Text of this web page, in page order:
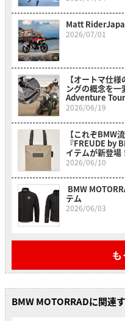
Matt
2026/07/01
【オートマ仕
ングの概念を
Adventure
2026/06/19
【これぞBMW
『FREUDE by
イテムが新登場
2026/06/10
BMW
テム
2026/06/03
も
BMW MOTORRADに関連